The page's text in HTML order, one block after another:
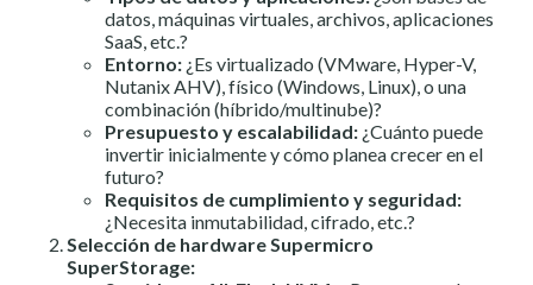
datos, máquinas virtuales, archivos, aplicaciones
SaaS, etc.?
Entorno: ¿Es virtualizado (VMware, Hyper-V,
Nutanix AHV), físico (Windows, Linux), o una
combinación (híbrido/multinube)?
Presupuesto y escalabilidad: ¿Cuánto puede
invertir inicialmente y cómo planea crecer en el
futuro?
Requisitos de cumplimiento y seguridad:
¿Necesita inmutabilidad, cifrado, etc.?
Selección de hardware Supermicro
SuperStorage: